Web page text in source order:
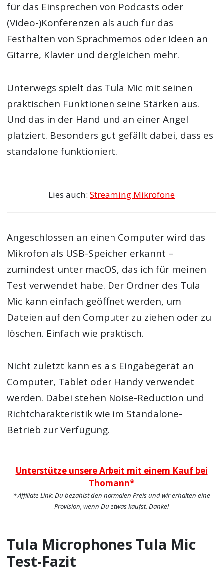
für das Einsprechen von Podcasts oder
(Video-)Konferenzen als auch für das
Festhalten von Sprachmemos oder Ideen an
Gitarre, Klavier und dergleichen mehr.
Unterwegs spielt das Tula Mic mit seinen
praktischen Funktionen seine Stärken aus.
Und das in der Hand und an einer Angel
platziert. Besonders gut gefällt dabei, dass es
standalone funktioniert.
Lies auch: Streaming Mikrofone
Angeschlossen an einen Computer wird das
Mikrofon als USB-Speicher erkannt –
zumindest unter macOS, das ich für meinen
Test verwendet habe. Der Ordner des Tula
Mic kann einfach geöffnet werden, um
Dateien auf den Computer zu ziehen oder zu
löschen. Einfach wie praktisch.
Nicht zuletzt kann es als Eingabegerät an
Computer, Tablet oder Handy verwendet
werden. Dabei stehen Noise-Reduction und
Richtcharakteristik wie im Standalone-
Betrieb zur Verfügung.
Unterstütze unsere Arbeit mit einem Kauf bei
Thomann*
* Affiliate Link: Du bezahlst den normalen Preis und wir erhalten eine
Provision, wenn Du etwas kaufst. Danke!
Tula Microphones Tula Mic
Test-Fazit